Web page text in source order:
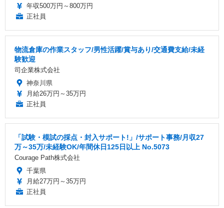
年収500万円～800万円
正社員
物流倉庫の作業スタッフ/男性活躍/賞与あり/交通費支給/未経
験歓迎
司企業株式会社
神奈川県
月給26万円～35万円
正社員
「試験・模試の採点・封入サポート!」/サポート事務/月収27
万～35万/未経験OK/年間休日125日以上 No.5073
Courage Path株式会社
千葉県
月給27万円～35万円
正社員